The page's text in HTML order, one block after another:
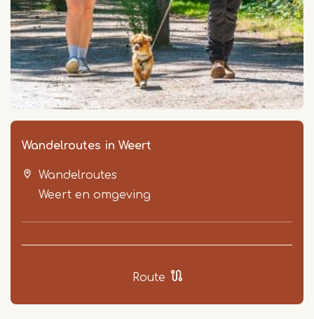
Wandelroutes in Weert
Wandelroutes
Weert en omgeving
Route